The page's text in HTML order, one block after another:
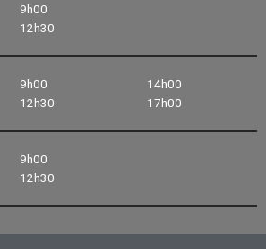
9h00
12h30
9h00
12h30
14h00
17h00
9h00
12h30